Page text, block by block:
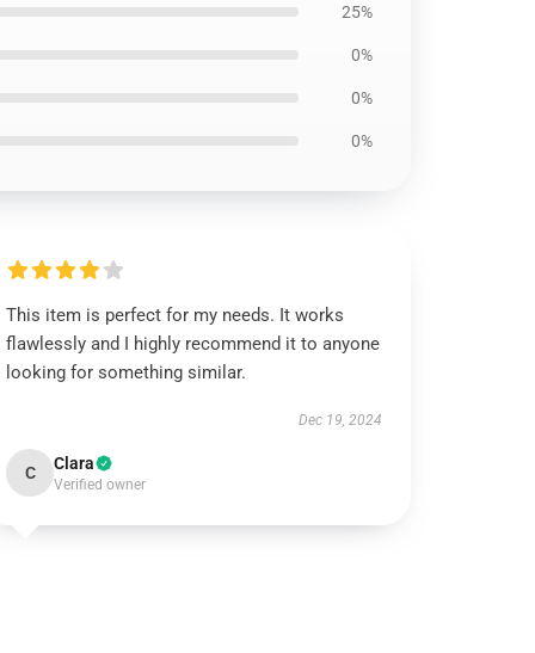
25%
0%
0%
0%
This item is perfect for my needs. It works
flawlessly and I highly recommend it to anyone
looking for something similar.
Dec 19, 2024
C Clara
Verified owner